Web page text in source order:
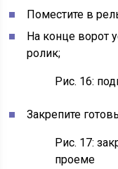
Поместите в
На конце ворот
ролик;
Рис. 16:
Закрепите
Рис. 17:
проеме